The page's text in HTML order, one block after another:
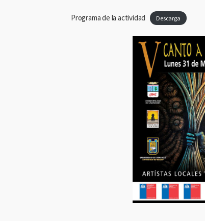
Programa de la actividad Descarga